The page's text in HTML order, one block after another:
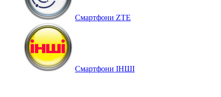
Смартфони ZTE
Смартфони ІНШІ